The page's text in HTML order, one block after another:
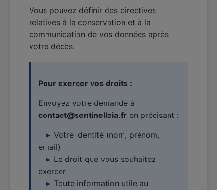
Vous pouvez définir des directives
relatives à la conservation et à la
communication de vos données après
votre décès.
Pour exercer vos droits :
Envoyez votre demande à
contact@sentinelleia.fr en précisant :
Votre identité (nom, prénom,
email)
Le droit que vous souhaitez
exercer
Toute information utile au